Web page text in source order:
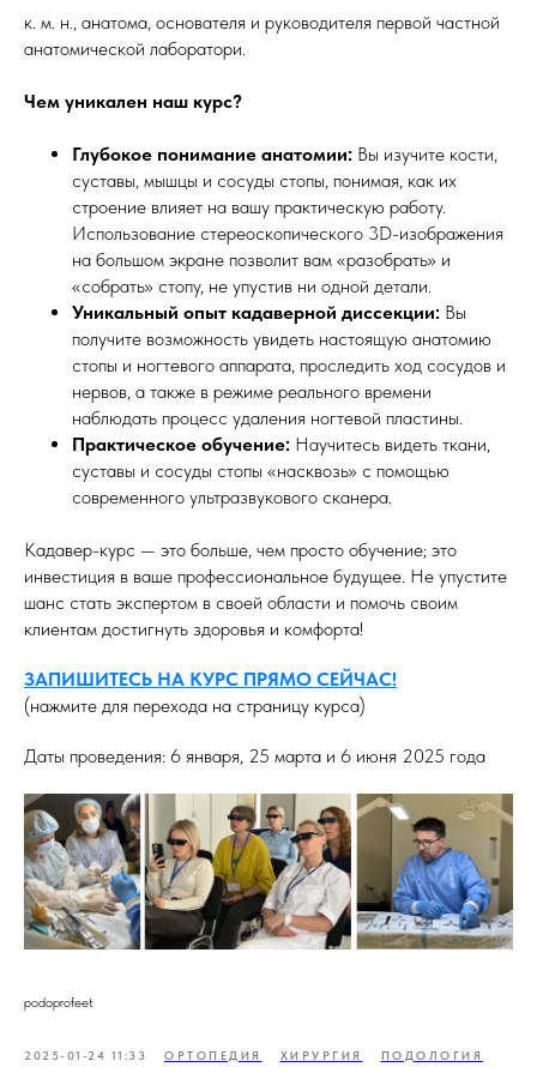
к. м. н., анатома, основателя и руководителя первой частной
анатомической лаборатори.
Чем уникален наш курс?
Глубокое понимание анатомии: Вы изучите кости,
суставы, мышцы и сосуды стопы, понимая, как их
строение влияет на вашу практическую работу.
Использование стереоскопического 3D-изображения
на большом экране позволит вам «разобрать» и
«собрать» стопу, не упустив ни одной детали.
Уникальный опыт кадаверной диссекции: Вы
получите возможность увидеть настоящую анатомию
стопы и ногтевого аппарата, проследить ход сосудов и
нервов, а также в режиме реального времени
наблюдать процесс удаления ногтевой пластины.
Практическое обучение: Научитесь видеть ткани,
суставы и сосуды стопы «насквозь» с помощью
современного ультразвукового сканера.
Кадавер-курс — это больше, чем просто обучение; это
инвестиция в ваше профессиональное будущее. Не упустите
шанс стать экспертом в своей области и помочь своим
клиентам достигнуть здоровья и комфорта!
ЗАПИШИТЕСЬ НА КУРС ПРЯМО СЕЙЧАС!
(нажмите для перехода на страницу курса)
Даты проведения: 6 января, 25 марта и 6 июня 2025 года
podoprofeet
2025-01-24 11:33 ОРТОПЕДИЯ ХИРУРГИЯ ПОДОЛОГИЯ